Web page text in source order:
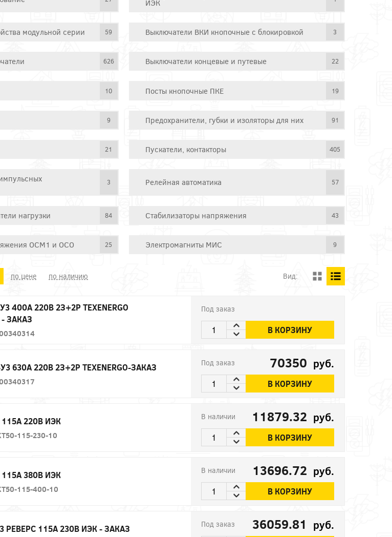
ИЭК
модульной серии 59 Выключатели ВКИ кнопочные с блокировкой 3
626 Выключатели концевые и путевые 22
10 Посты кнопочные ПКЕ 19
9 Предохранители, губки и изоляторы для них 91
21 Пускатели, контакторы 405
3 Релейная автоматика 57
нагрузки 84 Стабилизаторы напряжения 43
ОСМ1 и ОСО 25 Электромагниты МИС 9
по цене по наличию Вид:
400А 220В 2З+2Р TEXENERGO
- ЗАКАЗ
Под заказ
В КОРЗИНУ
630А 220В 2З+2Р TEXENERGO-ЗАКАЗ Под заказ 70350 руб.
В КОРЗИНУ
220В ИЭК
115-230-10
В наличии 11879.32 руб.
В КОРЗИНУ
380В ИЭК
115-400-10
В наличии 13696.72 руб.
В КОРЗИНУ
РЕВЕРС 115А 230В ИЭК - ЗАКАЗ Под заказ 36059.81 руб.